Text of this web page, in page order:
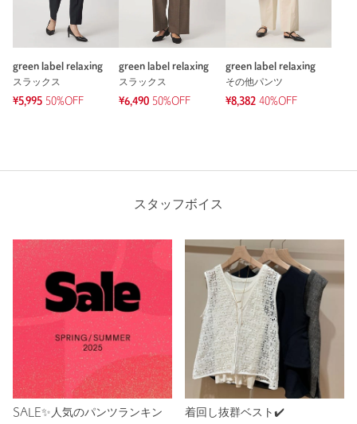
green label relaxing
スラックス
¥5,995 50%OFF
green label relaxing
スラックス
¥6,490 50%OFF
green label relaxing
その他パンツ
¥8,382 40%OFF
スタッフボイス
SALE✨人気のパンツランキン
着回し抜群ベスト✔️